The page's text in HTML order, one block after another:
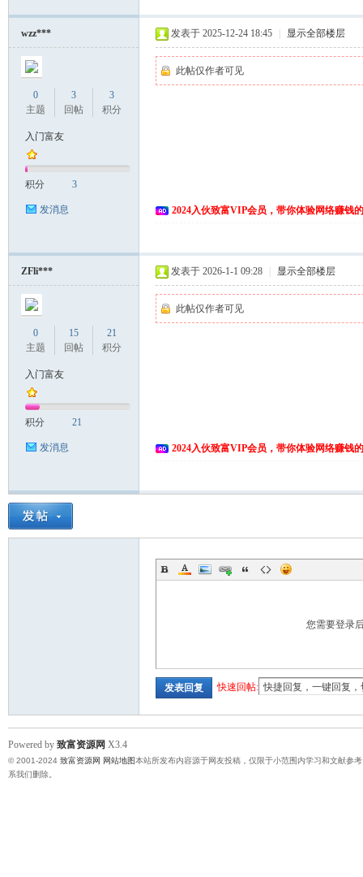
wzz***
0
主题
3
回帖
3
积分
入门富友
积分 3
发消息
发表于 2025-12-24 18:45 显示全部楼层
此帖仅作者可见
2024入伙致富VIP会员，带你体验网络赚钱
ZFli***
0
主题
15
回帖
21
积分
入门富友
积分 21
发消息
发表于 2026-1-1 09:28 显示全部楼层
此帖仅作者可见
2024入伙致富VIP会员，带你体验网络赚钱
您需要登录
发表回复 快速回帖:
Powered by 致富资源网 X3.4
© 2001-2024 致富资源网 网站地图本站所发布内容源于网友投稿，仅限于小范围内学习和文献参
系我们删除。